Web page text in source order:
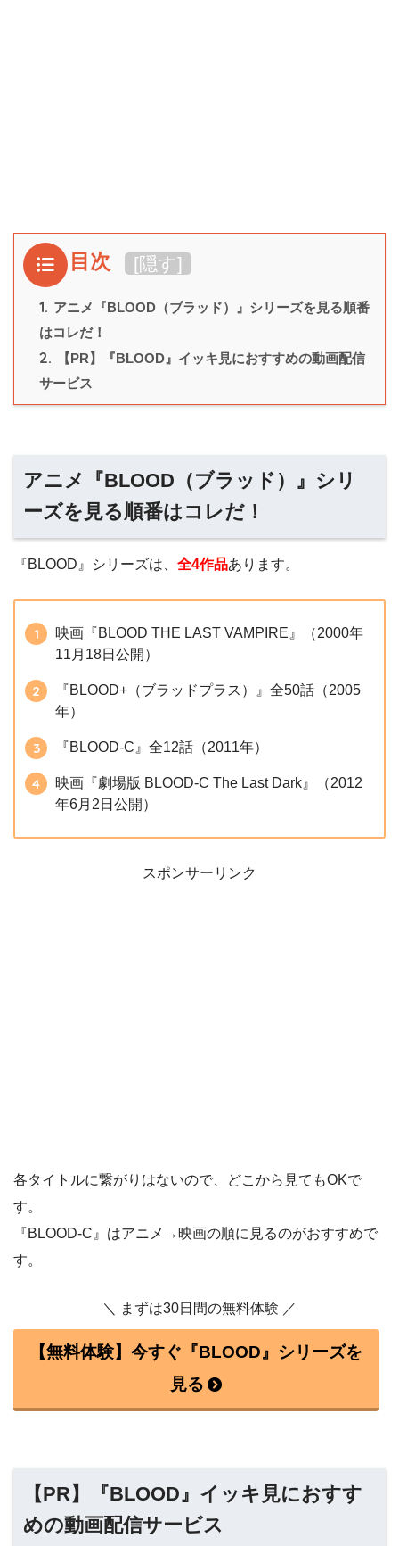
目次 [隠す]
1. アニメ『BLOOD（ブラッド）』シリーズを見る順番
はコレだ！
2.
【PR】『BLOOD』イッキ見におすすめの動画配信
サービス
アニメ『BLOOD（ブラッド）』シリ
ーズを見る順番はコレだ！
『BLOOD』シリーズは、 全4作品あります。
映画『BLOOD THE LAST VAMPIRE』（2000年
11月18日公開）
『BLOOD+（ブラッドプラス）』全50話（2005
年）
『BLOOD-C』全12話（2011年）
映画『劇場版 BLOOD-C The Last Dark』（2012
年6月2日公開）
スポンサーリンク
各タイトルに繋がりはないので、どこから見てもOKで
す。
『BLOOD-C』はアニメ→映画の順に見るのがおすすめで
す。
＼ まずは30日間の無料体験 ／
【無料体験】今すぐ『BLOOD』シリーズを
見る
【PR】『BLOOD』イッキ見におすす
めの動画配信サービス